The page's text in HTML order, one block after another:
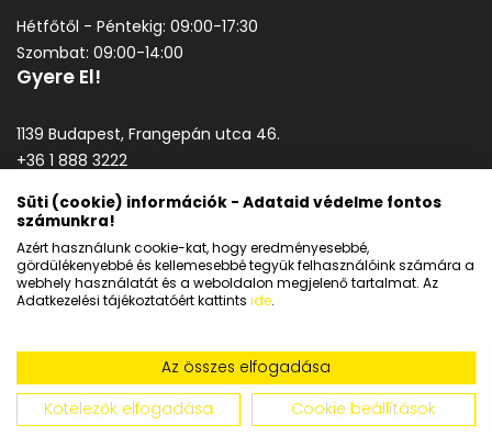
Hétfőtől - Péntekig: 09:00-17:30
Szombat: 09:00-14:00
Gyere El!
1139 Budapest, Frangepán utca 46.
+36 1 888 3222
Általános szerződési feltételek
Adatkezelési tájékoztató
Copyright © 2026
Süti (cookie) információk - Adataid védelme fontos
számunkra!
Azért használunk cookie-kat, hogy eredményesebbé,
gördülékenyebbé és kellemesebbé tegyük felhasználóink számára a
webhely használatát és a weboldalon megjelenő tartalmat. Az
Adatkezelési tájékoztatóért kattints ide.
Az összes elfogadása
Kötelezők elfogadása
Cookie beállítások